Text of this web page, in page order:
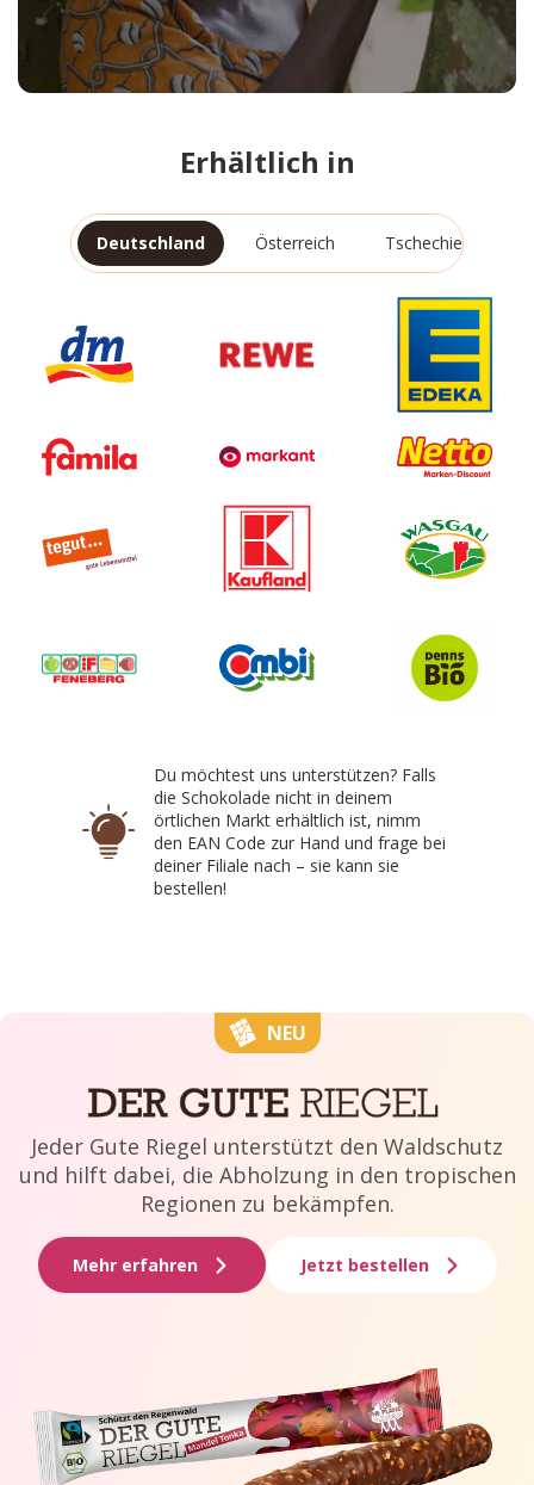
Erhältlich in
Deutschland Österreich Tschechien
Du möchtest uns unterstützen? Falls
die Schokolade nicht in deinem
örtlichen Markt erhältlich ist, nimm
den EAN Code zur Hand und frage bei
deiner Filiale nach – sie kann sie
bestellen!
Jeder Gute Riegel unterstützt den Waldschutz
und hilft dabei, die Abholzung in den tropischen
Regionen zu bekämpfen.
Mehr erfahren Jetzt bestellen
NEU